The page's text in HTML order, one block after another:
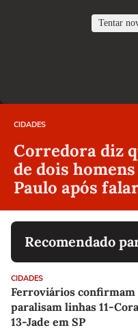
CIDADES
Corredora diz
de dois
Paulo após
Recomendado
CIDADES
Ferroviários confirmam
paralisam linhas 11-
13-Jade em SP